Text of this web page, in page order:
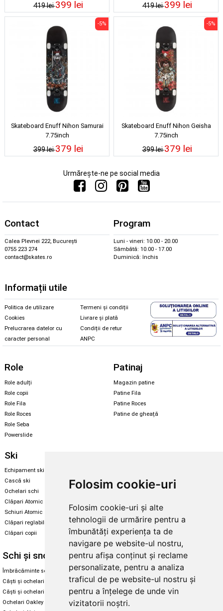
Folosim cookie-uri
Folosim cookie-uri și alte
tehnologii de urmărire pentru a
îmbunătăți experiența ta de
navigare pe website-ul nostru,
pentru afișa conținut și reclame
personalizate, pentru a analiza
traficul de pe website-ul nostru și
pentru a înțelege de unde vin
vizitatorii noștri.
419 lei399 lei 419 lei399 lei
Skateboard Enuff Nihon Samurai
7.75inch
399 lei
-5%
379 lei
Skateboard Enuff Nihon Geisha
7.75inch
399 lei
-5%
379 lei
Urmărește-ne pe social media
Contact
Calea Plevnei 222, București
0755 223 274
contact@skates.ro
Program
Luni - vineri: 10.00 - 20.00
Sâmbătă: 10.00 - 17.00
Duminică: închis
Informații utile
Politica de utilizare
Cookies
Prelucrarea datelor cu
caracter personal
Termeni și condiții
Livrare și plată
Condiții de retur
ANPC
Role
Role adulți
Role copii
Role Fila
Role Roces
Role Seba
Powerslide
Patinaj
Magazin patine
Patine Fila
Patine Roces
Patine de gheață
Ski
Echipament ski
Cască ski
Ochelari schi
Clăpari Atomic
Schiuri Atomic
Clăpari reglabili
Clăpari copii
Echipament snowboard
Skate & longboard
Santa Cruz
Enuff Skateboards
Schi și snowboard
Îmbrăcăminte schi și snowboard
Căști și ochelari de iarnă
Căști și ochelari Alpina
Ochelari Oakley
Diverse
Cum aleg rolele
Cum aleg ochelarii
Ochelari de soare Oakley
Ochelari de soare Alpina